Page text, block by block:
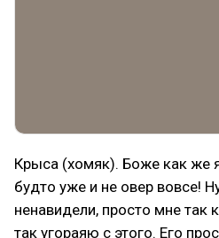
Крыса (хомяк). Боже как же
будто уже и не овер вовсе!
ненавидели, просто мне так
так угораяю с этого. Его